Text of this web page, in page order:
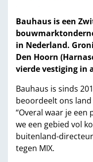
Bauhaus is een
in Nederland.
Den Hoorn
vierde vestiging in
Bauhaus is sinds
beoordeelt ons
“Overal waar je
we een gebied vol
buitenland-
tegen MIX.